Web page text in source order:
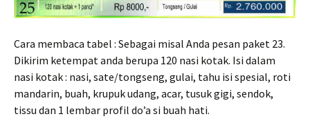
Cara membaca tabel : Sebagai misal Anda pesan paket 23.
Dikirim ketempat anda berupa 120 nasi kotak. Isi dalam
nasi kotak : nasi, sate/tongseng, gulai, tahu isi spesial, roti
mandarin, buah, krupuk udang, acar, tusuk gigi, sendok,
tissu dan 1 lembar profil do’a si buah hati.